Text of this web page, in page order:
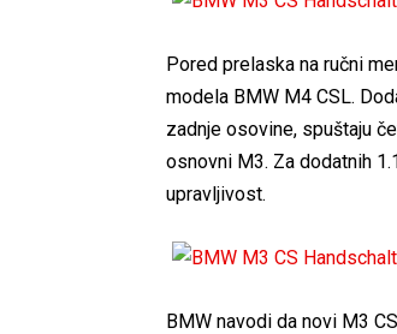
Pored prelaska na ručni
modela BMW M4 CSL.
zadnje osovine, spuštaju
osnovni M3. Za dodatnih
upravljivost.
BMW navodi da novi M3